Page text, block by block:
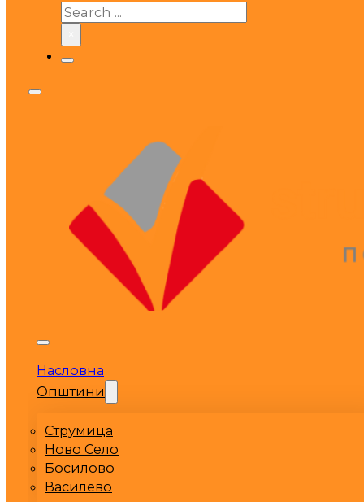
Search
Насловна
Општини
Струмица
Ново Село
Босилово
Василево